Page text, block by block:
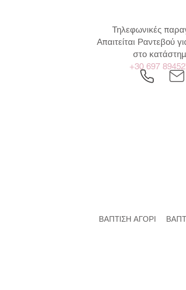
Τηλεφωνικές
Απαιτείται Ραντεβού
στο
+30 697
ΒΑΠΤΙΣΗ ΑΓΟΡΙ